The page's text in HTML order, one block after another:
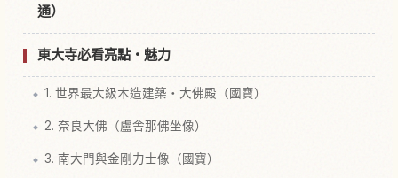
通）
東大寺必看亮點・魅力
1. 世界最大級木造建築・大佛殿（國寶）
2. 奈良大佛（盧舎那佛坐像）
3. 南大門與金剛力士像（國寶）